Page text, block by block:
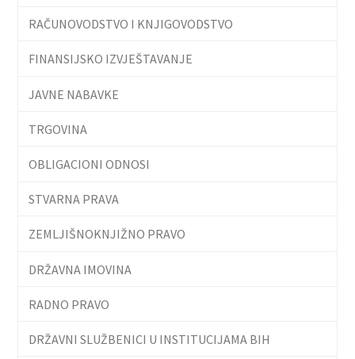
RAČUNOVODSTVO I KNJIGOVODSTVO
FINANSIJSKO IZVJEŠTAVANJE
JAVNE NABAVKE
TRGOVINA
OBLIGACIONI ODNOSI
STVARNA PRAVA
ZEMLJIŠNOKNJIŽNO PRAVO
DRŽAVNA IMOVINA
RADNO PRAVO
DRŽAVNI SLUŽBENICI U INSTITUCIJAMA BIH